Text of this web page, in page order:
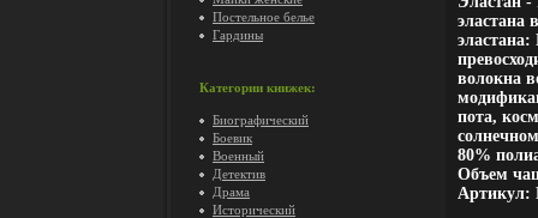
Постельное белье
Гардины
Категории книжек:
Биографический
Боевик
Военный
Детектив
Драма
Исторический
эластана
волокна
пота,
80%
Объем
Артикул: